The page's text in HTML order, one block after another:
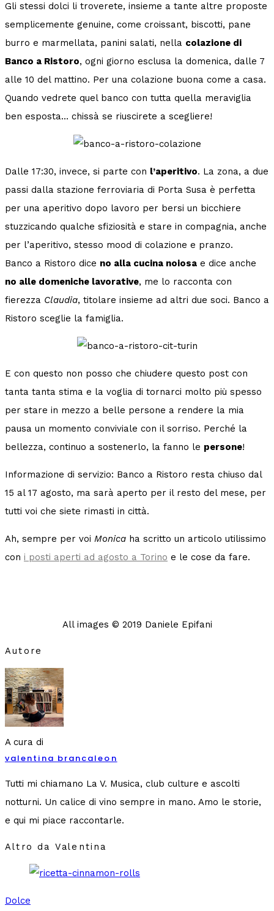
Gli stessi dolci li troverete, insieme a tante altre proposte
semplicemente genuine, come croissant, biscotti, pane
burro e marmellata, panini salati, nella colazione di
Banco a Ristoro, ogni giorno esclusa la domenica, dalle 7
alle 10 del mattino. Per una colazione buona come a casa.
Quando vedrete quel banco con tutta quella meraviglia
ben esposta… chissà se riuscirete a scegliere!
Dalle 17:30, invece, si parte con l’aperitivo. La zona, a due
passi dalla stazione ferroviaria di Porta Susa è perfetta
per una aperitivo dopo lavoro per bersi un bicchiere
stuzzicando qualche sfiziosità e stare in compagnia, anche
per l’aperitivo, stesso mood di colazione e pranzo.
Banco a Ristoro dice no alla cucina noiosa e dice anche
no alle domeniche lavorative, me lo racconta con
fierezza Claudia, titolare insieme ad altri due soci. Banco a
Ristoro sceglie la famiglia.
E con questo non posso che chiudere questo post con
tanta tanta stima e la voglia di tornarci molto più spesso
per stare in mezzo a belle persone a rendere la mia
pausa un momento conviviale con il sorriso. Perché la
bellezza, continuo a sostenerlo, la fanno le persone!
Informazione di servizio: Banco a Ristoro resta chiuso dal
15 al 17 agosto, ma sarà aperto per il resto del mese, per
tutti voi che siete rimasti in città.
Ah, sempre per voi Monica ha scritto un articolo utilissimo
con i posti aperti ad agosto a Torino e le cose da fare.
All images © 2019 Daniele Epifani
Autore
A cura di
valentina brancaleon
Tutti mi chiamano La V. Musica, club culture e ascolti
notturni. Un calice di vino sempre in mano. Amo le storie,
e qui mi piace raccontarle.
Altro da Valentina
Dolce